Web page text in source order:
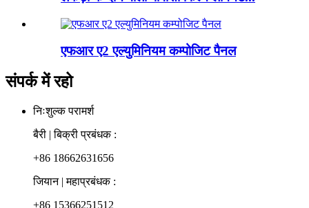
एफआर ए2 एल्युमिनियम कम्पोजिट पैनल
संपर्क में रहो
निःशुल्क परामर्श
बैरी | बिक्री प्रबंधक :
+86 18662631656
जियान | महाप्रबंधक :
+86 15366251512